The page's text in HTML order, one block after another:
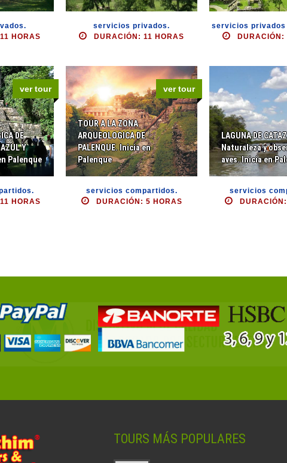
HORAS
servicios privados.
DURACIÓN: 11 HORAS
servicios
DURACIÓN:
ver tour
DE
Y
Palenque
HORAS
ver tour
TOUR A LA ZONA
ARQUEOLOGICA DE
PALENQUE. Inicia en
Palenque
servicios compartidos.
DURACIÓN: 5 HORAS
LAGUNA DE
Naturaleza y
aves. Inicia en
servicios
TOURS MÁS POPULARES